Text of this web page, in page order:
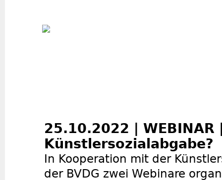
25.10.2022 | WEBINAR
Künstlersozialabgabe?
In Kooperation mit der
der BVDG zwei Webinare